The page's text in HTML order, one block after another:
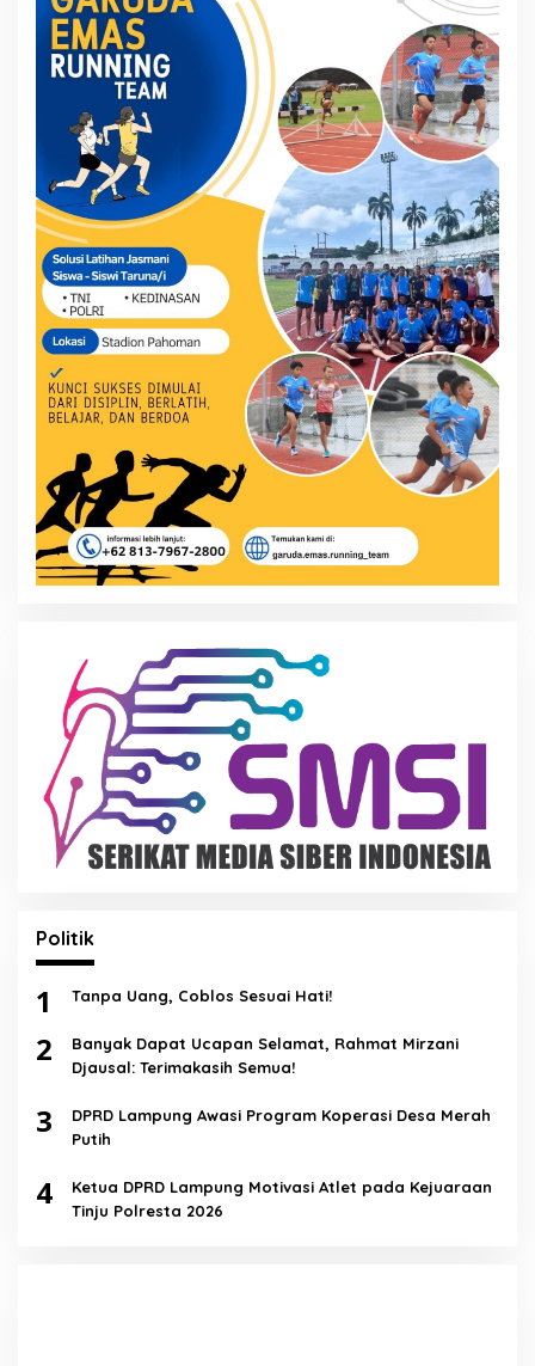
Politik
1 Tanpa Uang, Coblos Sesuai Hati!
2
Banyak Dapat Ucapan Selamat, Rahmat Mirzani
Djausal: Terimakasih Semua!
3
DPRD Lampung Awasi Program Koperasi Desa Merah
Putih
4
Ketua DPRD Lampung Motivasi Atlet pada Kejuaraan
Tinju Polresta 2026